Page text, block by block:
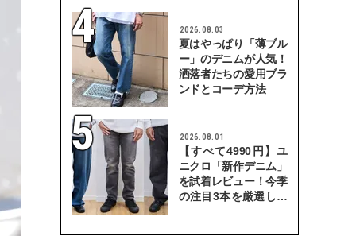
2026.08.03
夏はやっぱり「薄ブル
ー」のデニムが人気！
洒落者たちの愛用ブラ
ンドとコーデ方法
2026.08.01
【すべて4990円】ユ
ニクロ「新作デニム」
を試着レビュー！今季
の注目3本を厳選して